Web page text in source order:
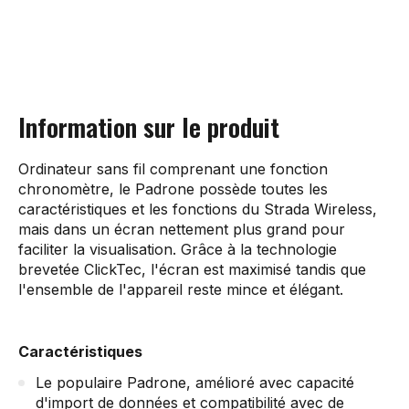
Information sur le produit
Ordinateur sans fil comprenant une fonction
chronomètre, le Padrone possède toutes les
caractéristiques et les fonctions du Strada Wireless,
mais dans un écran nettement plus grand pour
faciliter la visualisation. Grâce à la technologie
brevetée ClickTec, l'écran est maximisé tandis que
l'ensemble de l'appareil reste mince et élégant.
Caractéristiques
Le populaire Padrone, amélioré avec capacité
d'import de données et compatibilité avec de